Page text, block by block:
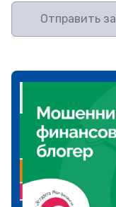
Отправить